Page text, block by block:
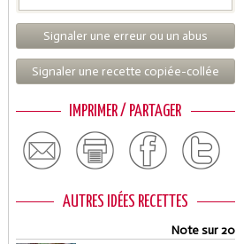
Signaler une erreur ou un abus
Signaler une recette copiée-collée
IMPRIMER / PARTAGER
AUTRES IDÉES RECETTES
Note sur 20